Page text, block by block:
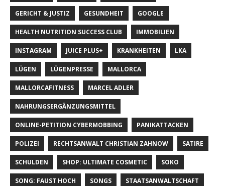
GERICHT & JUSTIZ GESUNDHEIT GOOGLE
HEALTH NUTRITION SUCCESS CLUB IMMOBILIEN
INSTAGRAM JUICE PLUS+ KRANKHEITEN LKA
LÜGEN LÜGENPRESSE MALLORCA
MALLORCAFITNESS MARCEL ADLER
NAHRUNGSERGÄNZUNGSMITTEL
ONLINE-PETITION CYBERMOBBING PANIKATTACKEN
POLIZEI RECHTSANWALT CHRISTIAN ZAHNOW SATIRE
SCHULDEN SHOP: ULTIMATE COSMETIC SOKO
SONG: FAUST HOCH SONGS STAATSANWALTSCHAFT